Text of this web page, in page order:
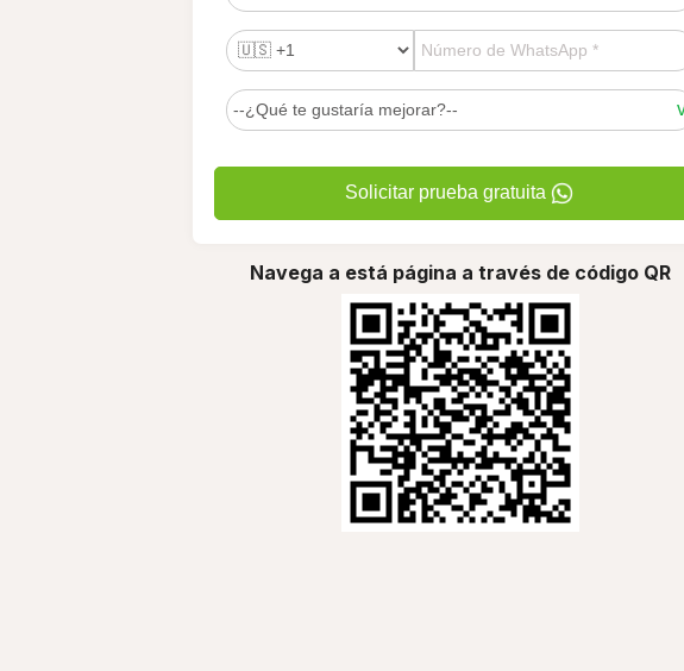
Solicitar prueba gratuita
Navega a está página a través de código QR